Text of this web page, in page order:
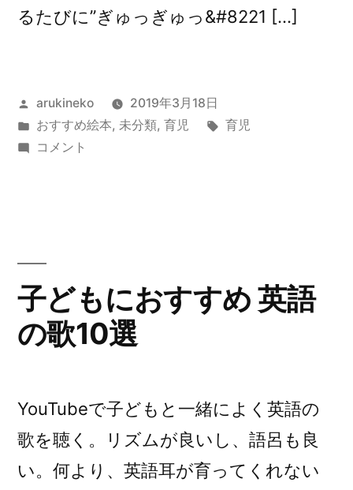
るたびに”ぎゅっぎゅっ&#8221 […]
投
稿
者:
arukineko
2019年3月18日
カ
テ
おすすめ絵本, 未分類, 育児
タ
育児
『だ
ぎ
ゅ
っ』/
す
め
本
コメント
子どもにおすすめ 英語
の歌10選
YouTubeで子どもと一緒によく英語の
歌を聴く。リズムが良いし、語呂も良
い。何より、英語耳が育ってくれない